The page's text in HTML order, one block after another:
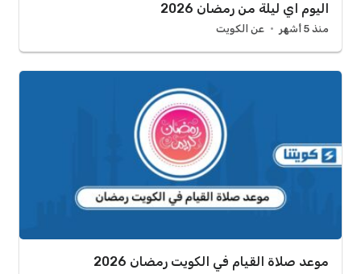
اليوم اي ليلة من رمضان 2026
منذ 5 أشهر عن الكويت
موعد صلاة القيام في الكويت رمضان 2026